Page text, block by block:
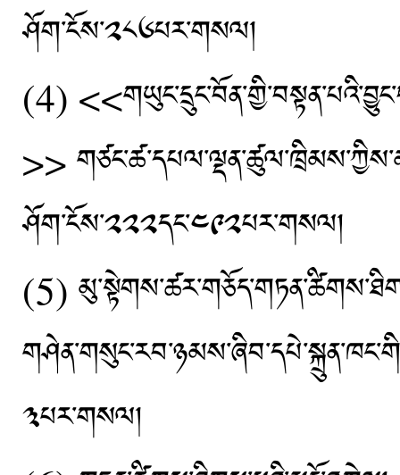
ཤོག་ངོས་༢༨༦པར་གསལ།
(4)
>>
ཤོག་ངོས་༢༢༢དང་༤༩༢པར་གསལ།
(5)
༣པར་གསལ།